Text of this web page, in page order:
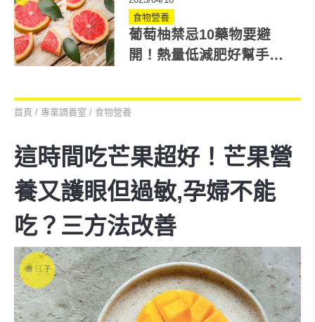
食物營養
葡萄柚禁忌10藥物要避
開！熱量低減肥好幫手，
首頁 / 專業調養室 / 食物營養
這時間吃芒果超好！芒果營
養又護眼但過敏,孕婦不能
吃？三方法改善